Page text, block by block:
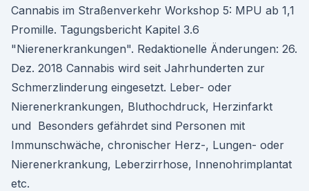
Cannabis im Straßenverkehr Workshop 5: MPU ab 1,1
Promille. Tagungsbericht Kapitel 3.6
"Nierenerkrankungen". Redaktionelle Änderungen: 26.
Dez. 2018 Cannabis wird seit Jahrhunderten zur
Schmerzlinderung eingesetzt. Leber- oder
Nierenerkrankungen, Bluthochdruck, Herzinfarkt
und Besonders gefährdet sind Personen mit
Immunschwäche, chronischer Herz-, Lungen- oder
Nierenerkrankung, Leberzirrhose, Innenohrimplantat
etc.